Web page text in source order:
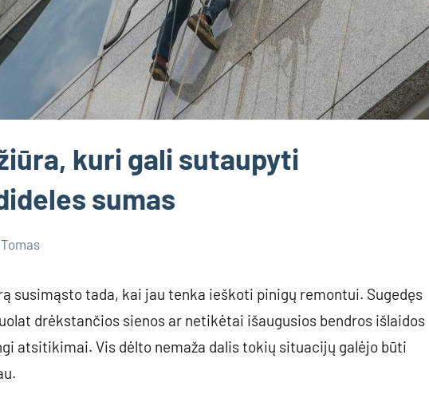
kuri gali sutaupyti
sumas
Tomas
susimąsto tada, kai jau tenka ieškoti pinigų remontui. Sugedęs
drėkstančios sienos ar netikėtai išaugusios bendros išlaidos
atsitikimai. Vis dėlto nemaža dalis tokių situacijų galėjo būti